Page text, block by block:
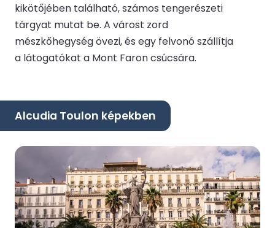
kikötőjében található, számos tengerészeti
tárgyat mutat be. A várost zord
mészkőhegység övezi, és egy felvonó szállítja
a látogatókat a Mont Faron csúcsára.
Alcudia Toulon képekben